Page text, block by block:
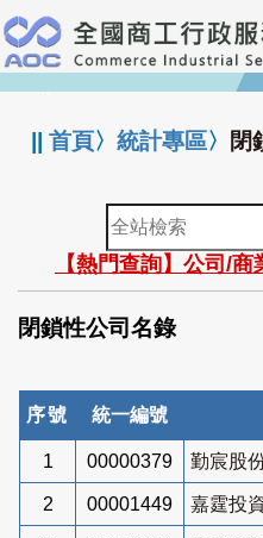
跳
到
主
要
:::
||首頁〉統計專區〉 閉
全
站
檢
索
【熱門查詢】公司/
閉鎖性公司名錄
序號 統一編號
1 00000379 勤宸股
2 00001449 嘉霆投